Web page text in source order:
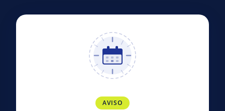
AVISO